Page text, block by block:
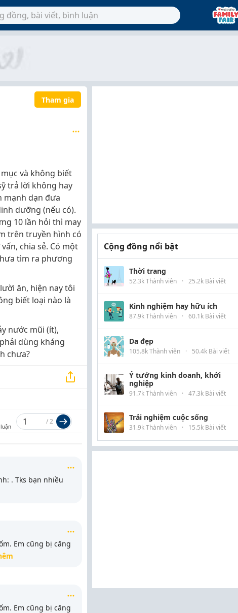
Tham gia
và không biết
trả lời không hay
mạnh dạn đưa
dưỡng (nếu có).
10 lần hỏi thì may
trên truyền hình có
chia sẻ. Có một
tìm ra phương
ăn, hiện nay tôi
biết loại nào là
nước mũi (ít),
dùng kháng
chưa?
/2
. Tks bạn nhiều
Em cũng bị căng
Em cũng bị căng
Cộng đồng nổi bật
Thời trang
52.3k Thành viên · 25.2k Bài viết
Kinh nghiệm hay hữu ích
87.9k Thành viên · 60.1k Bài viết
Da đẹp
105.8k Thành viên · 50.4k Bài viết
Ý tưởng kinh doanh, khởi
nghiệp
91.7k Thành viên · 47.3k Bài viết
Trải nghiệm cuộc sống
31.9k Thành viên · 15.5k Bài viết